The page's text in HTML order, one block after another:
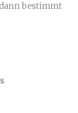
bestimmt